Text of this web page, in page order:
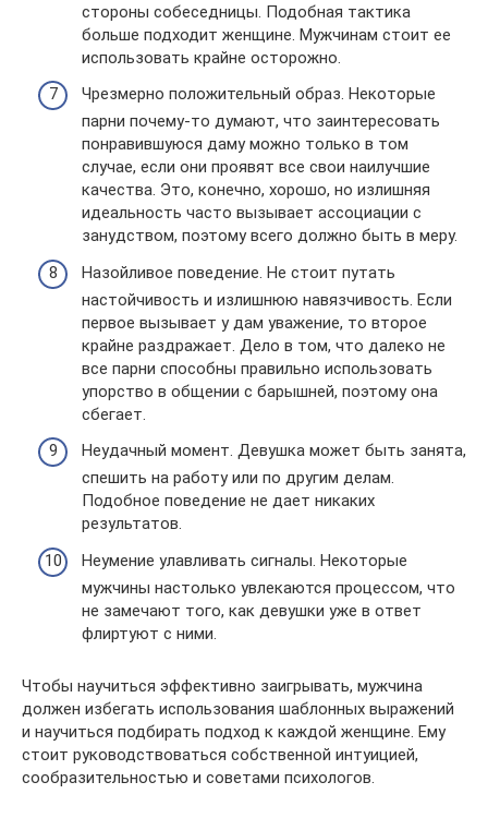
стороны собеседницы. Подобная тактика
больше подходит женщине. Мужчинам стоит ее
использовать крайне осторожно.
Чрезмерно положительный образ. Некоторые
парни почему-то думают, что заинтересовать
понравившуюся даму можно только в том
случае, если они проявят все свои наилучшие
качества. Это, конечно, хорошо, но излишняя
идеальность часто вызывает ассоциации с
занудством, поэтому всего должно быть в меру.
Назойливое поведение. Не стоит путать
настойчивость и излишнюю навязчивость. Если
первое вызывает у дам уважение, то второе
крайне раздражает. Дело в том, что далеко не
все парни способны правильно использовать
упорство в общении с барышней, поэтому она
сбегает.
Неудачный момент. Девушка может быть занята,
спешить на работу или по другим делам.
Подобное поведение не дает никаких
результатов.
Неумение улавливать сигналы. Некоторые
мужчины настолько увлекаются процессом, что
не замечают того, как девушки уже в ответ
флиртуют с ними.
Чтобы научиться эффективно заигрывать, мужчина
должен избегать использования шаблонных выражений
и научиться подбирать подход к каждой женщине. Ему
стоит руководствоваться собственной интуицией,
сообразительностью и советами психологов.